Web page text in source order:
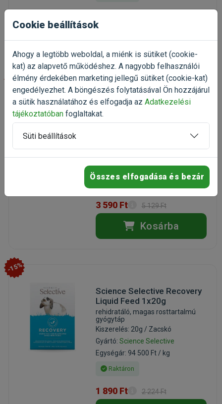
Kosárba
-30%
Science Selective Vitamin-C
Care Treats funkcionális
jutalomfalat 100g
funkcionális eledel kisemlősöknek
Egységár: 35 900 Ft / kg
3 590 Ft 5 129 Ft
Kosárba
-15%
Science Selective Recovery
Liquid Feed 1x20g
rehidratáló, magas rosttartalmú
gyógytáp
Kiszerelés: 20g / Zacskó
Gyártó: Science Selective
Egységár: 94 500 Ft / kg
Raktáron
1 890 Ft 2 224 Ft
Cookie beállítások
Ahogy a legtöbb weboldal, a miénk is sütiket (cookie-
kat) az alapvető működéshez. A nagyobb felhasználói
élmény érdekében marketing jellegű sütiket (cookie-kat)
engedélyezhet. A böngészés folytatásával Ön hozzájárul
a sütik használatához és elfogadja az Adatkezelési
tájékoztatóban foglaltakat.
Süti beállítások
Összes elfogadása és bezár